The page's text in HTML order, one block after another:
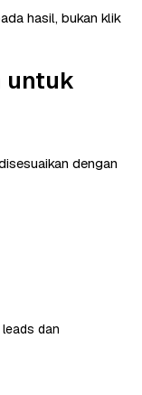
hasil, bukan klik
untuk
dengan
dan